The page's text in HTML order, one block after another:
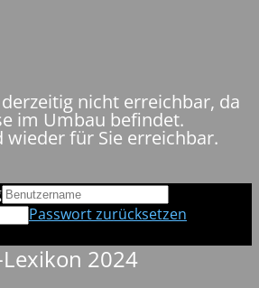
nicht erreichbar, da
im Umbau befindet.
wieder für Sie erreichbar.
2024
Passwort zurücksetzen